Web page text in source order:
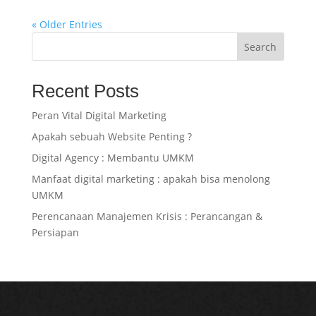
« Older Entries
Search
Recent Posts
Peran Vital Digital Marketing
Apakah sebuah Website Penting ?
Digital Agency : Membantu UMKM
Manfaat digital marketing : apakah bisa menolong
UMKM
Perencanaan Manajemen Krisis : Perancangan &
Persiapan